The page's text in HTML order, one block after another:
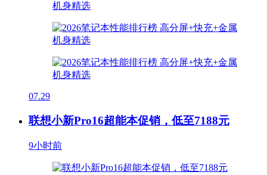
07.29
联想小新Pro16超能本促销，低至7188元
9小时前